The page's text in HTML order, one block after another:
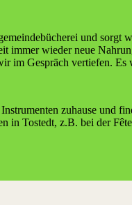
und sorgt
wie­der neue
im Gespräch ver­tie­fen. Es
zuhau­se und
Tostedt, z.B. bei der